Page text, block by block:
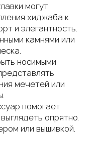
могут
хиджаба к
и элегантность.
камнями или
носимыми
мечетей или
помогает
опрятно.
или вышивкой.